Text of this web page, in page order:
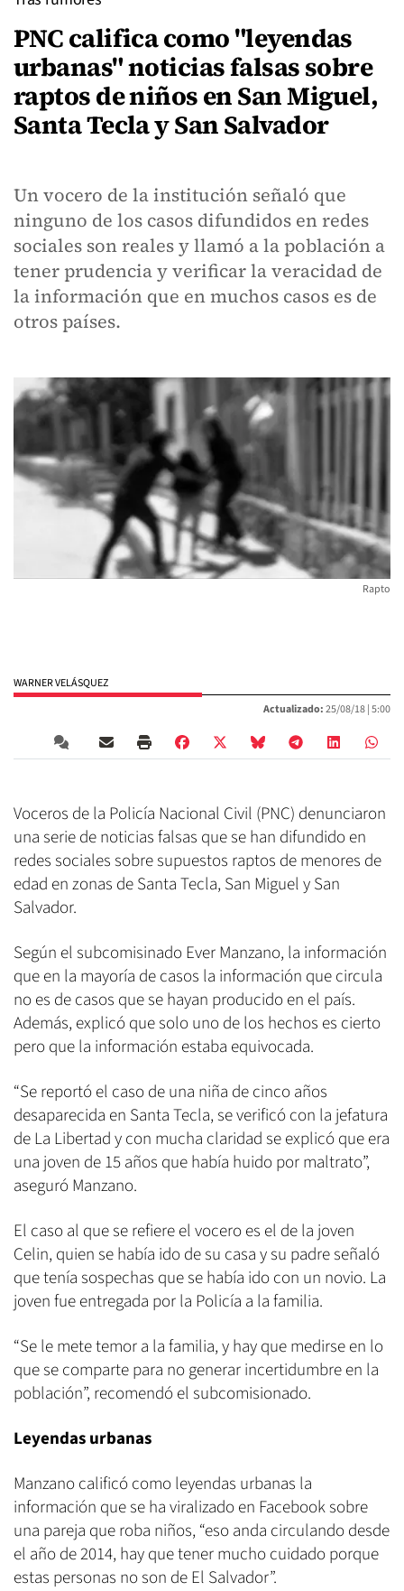
PNC califica como "leyendas
urbanas" noticias falsas sobre
raptos de niños en San Miguel,
Santa Tecla y San Salvador
Un vocero de la institución señaló que
ninguno de los casos difundidos en redes
sociales son reales y llamó a la población a
tener prudencia y verificar la veracidad de
la información que en muchos casos es de
otros países.
Rapto
WARNER VELÁSQUEZ
Actualizado:25/08/18 |5:00
Voceros de la Policía Nacional Civil (PNC) denunciaron
una serie de noticias falsas que se han difundido en
redes sociales sobre supuestos raptos de menores de
edad en zonas de Santa Tecla, San Miguel y San
Salvador.
Según el subcomisinado Ever Manzano, la información
que en la mayoría de casos la información que circula
no es de casos que se hayan producido en el país.
Además, explicó que solo uno de los hechos es cierto
pero que la información estaba equivocada.
“Se reportó el caso de una niña de cinco años
desaparecida en Santa Tecla, se verificó con la jefatura
de La Libertad y con mucha claridad se explicó que era
una joven de 15 años que había huido por maltrato”,
aseguró Manzano.
El caso al que se refiere el vocero es el de la joven
Celin, quien se había ido de su casa y su padre señaló
que tenía sospechas que se había ido con un novio. La
joven fue entregada por la Policía a la familia.
“Se le mete temor a la familia, y hay que medirse en lo
que se comparte para no generar incertidumbre en la
población”, recomendó el subcomisionado.
Leyendas urbanas
Manzano calificó como leyendas urbanas la
información que se ha viralizado en Facebook sobre
una pareja que roba niños, “eso anda circulando desde
el año de 2014, hay que tener mucho cuidado porque
estas personas no son de El Salvador”.